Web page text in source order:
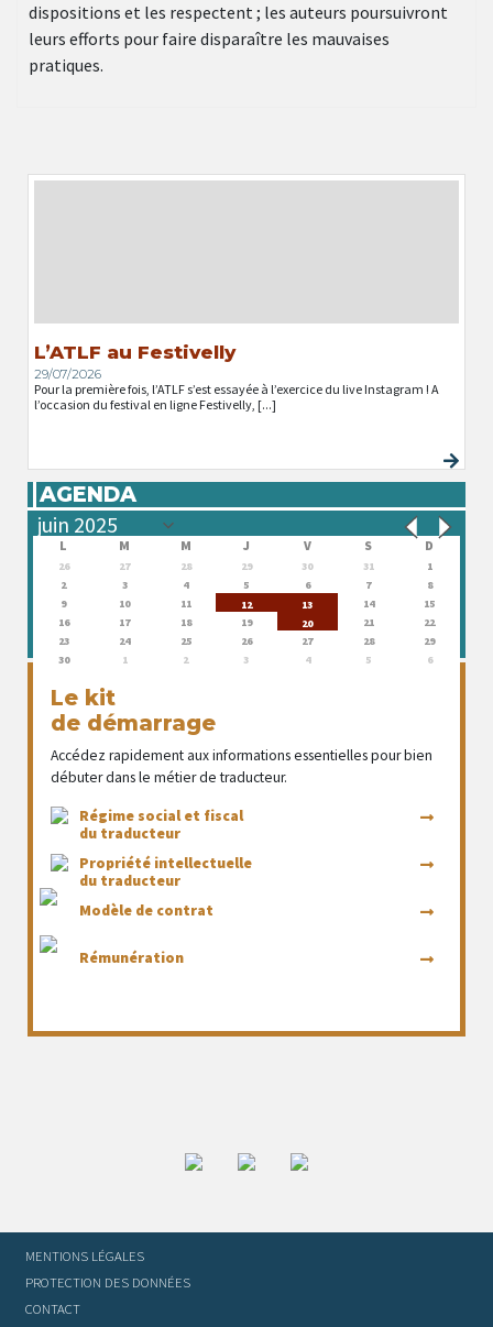
dispositions et les respectent ; les auteurs poursuivront
leurs efforts pour faire disparaître les mauvaises
pratiques.
L’ATLF au Festivelly
29/07/2026
Pour la première fois, l’ATLF s’est essayée à l’exercice du live Instagram ! A
l’occasion du festival en ligne Festivelly, [...]
AGENDA
L M M J V S D
26 27 28 29 30 31
1
2
3 4 5 6 7
8
9
10 11 12 13 14
15
16
17 18 19 20 21
22
23
24 25 26 27 28
29
30
1 2 3 4 5 6
Le kit
de démarrage
Accédez rapidement aux informations essentielles pour bien
débuter dans le métier de traducteur.
Régime social et fiscal
du traducteur
Propriété intellectuelle
du traducteur
Modèle de contrat
Rémunération
MENTIONS LÉGALES
PROTECTION DES DONNÉES
CONTACT